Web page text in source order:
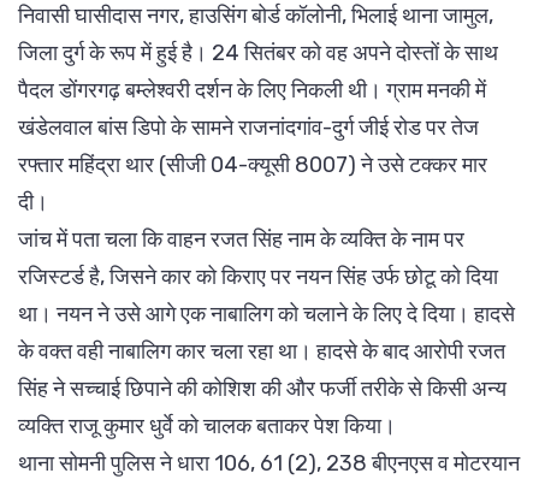
निवासी घासीदास नगर, हाउसिंग बोर्ड कॉलोनी, भिलाई थाना जामुल,
जिला दुर्ग के रूप में हुई है। 24 सितंबर को वह अपने दोस्तों के साथ
पैदल डोंगरगढ़ बम्लेश्वरी दर्शन के लिए निकली थी। ग्राम मनकी में
खंडेलवाल बांस डिपो के सामने राजनांदगांव-दुर्ग जीई रोड पर तेज
रफ्तार महिंद्रा थार (सीजी 04-क्यूसी 8007) ने उसे टक्कर मार
दी।
जांच में पता चला कि वाहन रजत सिंह नाम के व्यक्ति के नाम पर
रजिस्टर्ड है, जिसने कार को किराए पर नयन सिंह उर्फ छोटू को दिया
था। नयन ने उसे आगे एक नाबालिग को चलाने के लिए दे दिया। हादसे
के वक्त वही नाबालिग कार चला रहा था। हादसे के बाद आरोपी रजत
सिंह ने सच्चाई छिपाने की कोशिश की और फर्जी तरीके से किसी अन्य
व्यक्ति राजू कुमार धुर्वे को चालक बताकर पेश किया।
थाना सोमनी पुलिस ने धारा 106, 61 (2), 238 बीएनएस व मोटरयान